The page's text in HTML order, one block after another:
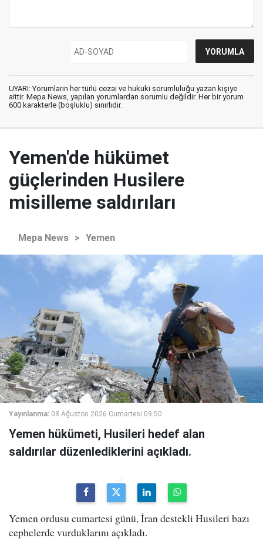
UYARI: Yorumların her türlü cezai ve hukuki sorumluluğu yazan kişiye
aittir. Mepa News, yapılan yorumlardan sorumlu değildir. Her bir yorum
600 karakterle (boşluklu) sınırlıdır.
Yemen'de hükümet
güçlerinden Husilere
misilleme saldırıları
Mepa News > Yemen
Yayınlanma: 08 Ağustos 2026 Cumartesi 09:50
Yemen hükümeti, Husileri hedef alan
saldırılar düzenlediklerini açıkladı.
Yemen ordusu cumartesi günü, İran destekli Husileri bazı
cephelerde vurduklarını açıkladı.